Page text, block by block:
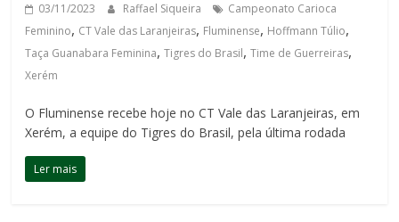
03/11/2023 Raffael Siqueira
Campeonato Carioca
Feminino, CT Vale das Laranjeiras, Fluminense, Hoffmann Túlio,
Taça Guanabara Feminina,Tigres do Brasil,Time de Guerreiras,
Xerém
O Fluminense recebe hoje no CT Vale das Laranjeiras, em
Xerém, a equipe do Tigres do Brasil, pela última rodada
Ler mais